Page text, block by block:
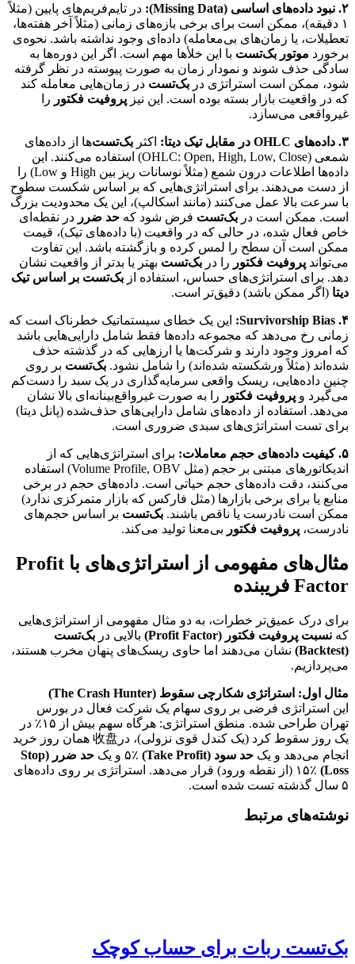
۲. نبود داده‌های اساسی (Missing Data):
در تایم‌فریم‌های پایین (مثلاً
۱ دقیقه)، ممکن است برای برخی بازه‌های زمانی (مثلاً آخر هفته‌ها،
تعطیلات، یا زمان‌های بی‌معامله) داده‌ای وجود نداشته باشد. نحوه‌ی
برخورد موتور بک‌تست با این خلأها مهم است. اگر این دوره‌ها به
سادگی حذف شوند و نمودار زمان به صورت پیوسته در نظر گرفته
شود، ممکن است استراتژی در بک‌تست در زمان‌هایی معامله کند
که در واقعیت بازار بسته بوده است. این نیز پروفیت فکتور را
غیرواقعی می‌سازد.
۳. داده‌های OHLC در مقابل تیک دیتا: اکثر بک‌تست‌ها از داده‌های
شمعی (OHLC: Open, High, Low, Close) استفاده می‌کنند. این
داده‌ها اطلاعات درون شمع (مثلاً نوسانات ریز بین High و Low) را
از دست می‌دهند. برای استراتژی‌هایی که بر اساس شکست سطوح
با سرعت بالا عمل می‌کنند (مانند اسکالپ)، این یک محدودیت بزرگ
است. ممکن است در بک‌تست فرض شود که حد ضرر در نقطه‌ای
خاص فعال شده، در حالی که در واقعیت (با داده‌های تیک)، قیمت
ممکن است آن سطح را لمس کرده و بازگشته باشد. این تفاوت
می‌تواند پروفیت فکتور را در بک‌تست بهتر یا بدتر از واقعیت نشان
دهد. برای استراتژی‌های حساس، استفاده از بک‌تست بر اساس تیک
دیتا (اگر ممکن باشد) دقیق‌تر است.
۴. Survivorship Bias:
این یک خطای سیستماتیک خطرناک است که
زمانی رخ می‌دهد که مجموعه داده‌ها فقط شامل دارایی‌هایی باشد
که امروز وجود دارند و شرکت‌ها یا ارزهایی که در گذشته حذف
شده‌اند (مثلاً ورشکسته شده‌اند) را شامل نشود. بک‌تست بر روی
چنین داده‌هایی، ریسک واقعی سرمایه‌گذاری در یک سبد را دست‌کم
می‌گیرد و پروفیت فکتور را به صورت غیرواقع‌بینانه‌ای بالا نشان
می‌دهد. استفاده از داده‌های شامل دارایی‌های حذف‌شده (پانل دیتا)
برای تست استراتژی‌های سبدی ضروری است.
۵. کیفیت داده‌های حجم معاملات:
برای استراتژی‌هایی که از
اندیکاتورهای مبتنی بر حجم (مثل Volume Profile, OBV) استفاده
می‌کنند، دقت داده‌های حجم حیاتی است. داده‌های حجم در برخی
منابع یا برای برخی بازارها (مثل فارکس که بازار متمرکزی ندارد)
ممکن است نادرست یا ناقص باشند. بک‌تست بر اساس حجم‌های
نادرست، پروفیت فکتور بی‌معنا تولید می‌کند.
مثال‌های مفهومی از استراتژی‌های با Profit
Factor فریبنده
برای درک عمیق‌تر خطرات، به دو مثال مفهومی از استراتژی‌هایی
که نسبت پروفیت فکتور (Profit Factor) بالایی در بک‌تست
(Backtest)
نشان می‌دهند اما حاوی ریسک‌های پنهان مخرب هستند،
می‌پردازیم.
مثال اول: استراتژی شکارچی سقوط (The Crash Hunter)
این استراتژی فرضی بر روی سهام یک شرکت فعال در بورس
تهران طراحی شده. منطق استراتژی: هرگاه سهم بیش از ۱۵٪ در
یک روز سقوط کرد (یک کندل قوی نزولی)، در收盘 همان روز خرید
انجام می‌دهد و یک حد سود (Take Profit)
حد ضرر (Stop
Loss)
۱۵٪ (از نقطه ورود) قرار می‌دهد. استراتژی بر روی داده‌های
۵ سال گذشته تست شده است.
نوشته‌های مرتبط
بک‌تست ربات برای حساب کوچک